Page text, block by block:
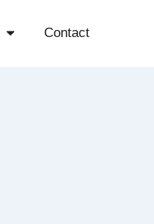
Open Over ons
Contact